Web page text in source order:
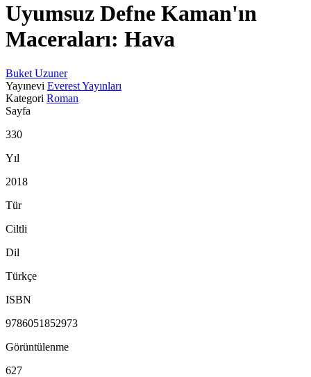
Uyumsuz Defne Kaman'ın
Maceraları: Hava
Buket Uzuner
Yayınevi Everest Yayınları
Kategori Roman
Sayfa
330
Yıl
2018
Tür
Ciltli
Dil
Türkçe
ISBN
9786051852973
Görüntülenme
627